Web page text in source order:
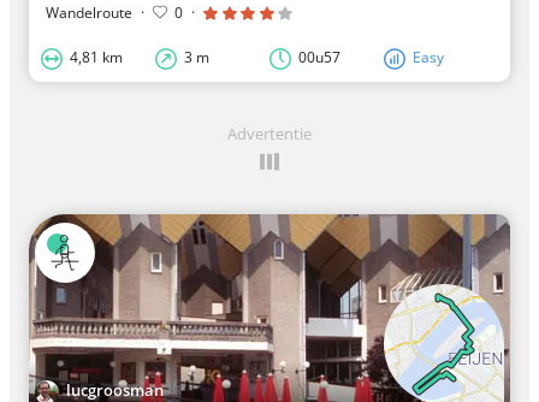
Wandelroute · 0 ·
4,81 km 3 m 00u57 Easy
Advertentie
lucgroosman